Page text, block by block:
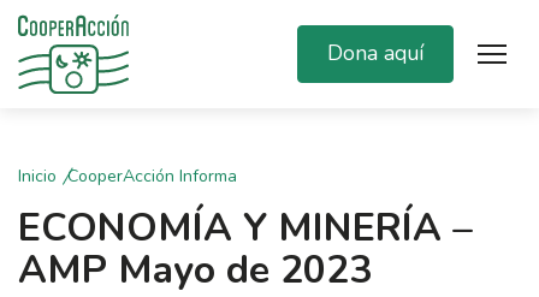
Dona aquí
Inicio CooperAcción Informa
ECONOMÍA Y MINERÍA –
AMP Mayo de 2023